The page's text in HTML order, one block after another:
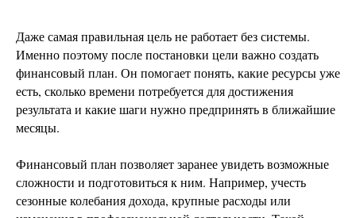
Даже самая правильная цель не работает без системы.
Именно поэтому после постановки цели важно создать
финансовый план. Он помогает понять, какие ресурсы уже
есть, сколько времени потребуется для достижения
результата и какие шаги нужно предпринять в ближайшие
месяцы.
Финансовый план позволяет заранее увидеть возможные
сложности и подготовиться к ним. Например, учесть
сезонные колебания дохода, крупные расходы или